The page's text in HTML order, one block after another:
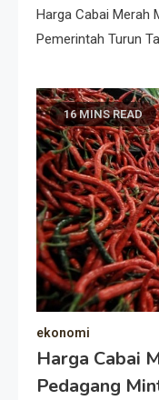
Harga Cabai Merah
Pemerintah Turun
16 MINS READ
ekonomi
Harga Cabai
Pedagang